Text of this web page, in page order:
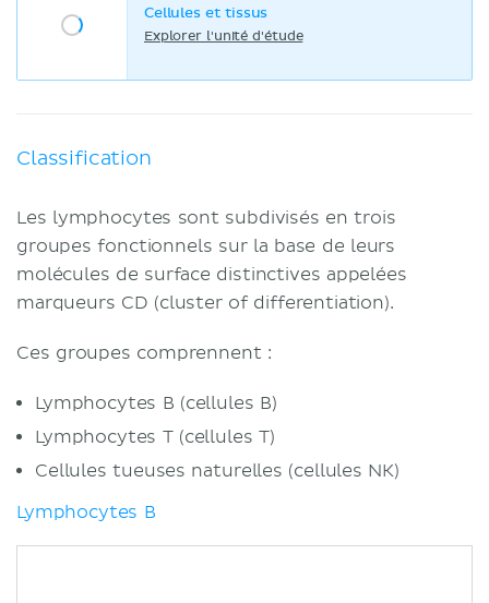
Cellules et tissus
Explorer l'unité d'étude
Classification
Les lymphocytes sont subdivisés en trois
groupes fonctionnels sur la base de leurs
molécules de surface distinctives appelées
marqueurs CD (cluster of differentiation).
Ces groupes comprennent :
Lymphocytes B (cellules B)
Lymphocytes T (cellules T)
Cellules tueuses naturelles (cellules NK)
Lymphocytes B